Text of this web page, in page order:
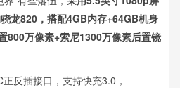
龙820，搭配4GB内存+64GB机身
800万像素+索尼1300万像素后置镜
反插接口，支持快充3.0，